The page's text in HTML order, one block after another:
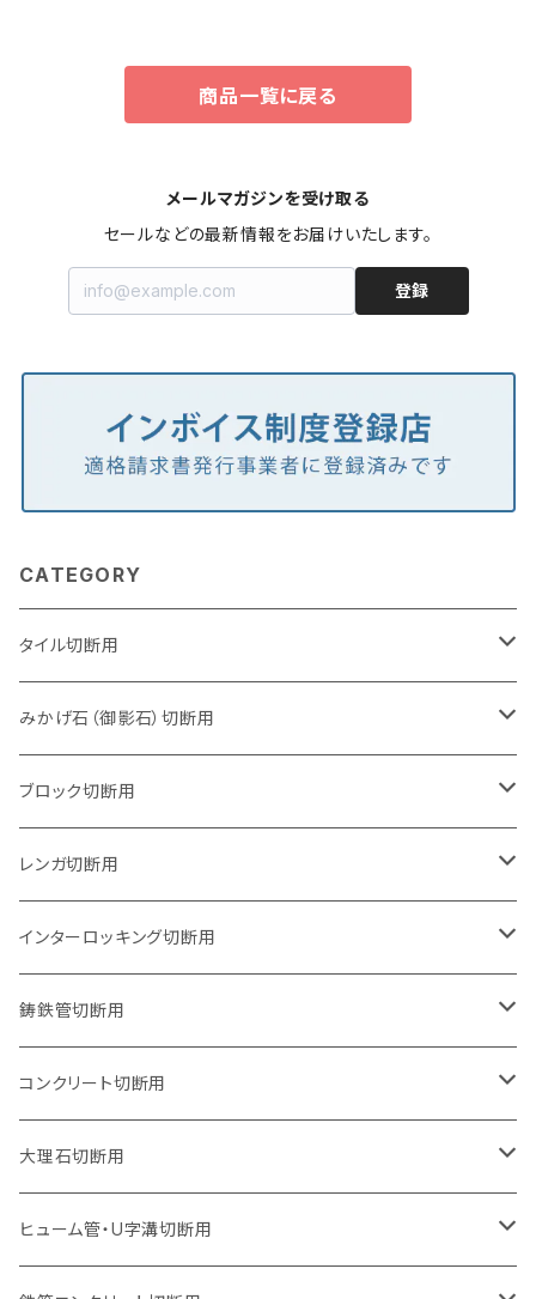
商品一覧に戻る
メールマガジンを受け取る
セールなどの最新情報をお届けいたします。
登録
CATEGORY
タイル切断用
105mm（4インチ）
125mm（5インチ）
グラインダー取付用
石井超硬電動切断機 取付用
みかげ石（御影石）切断用
105mm（4インチ）
セグメントタイプ
セグメントタイプ（ビス穴付き
125mm（5インチ）
セグメントタイプ
セグメントタイプ（ビス穴付き
150mm（6インチ）
セグメントタイプ
180mm（7インチ）
セグメントタイプ
205mm（8インチ）
セグメントタイプ
230mm（9インチ）
セグメントタイプ
305mm（12インチ）
ブロック切断用
105mm（4インチ）
セグメントタイプ
ウェーブタイプ
125mm（5インチ）
セグメントタイプ
ウェーブタイプ
150mm（6インチ）
セグメントタイプ
ウェーブタイプ
180mm（7インチ）
セグメントタイプ
ウェーブタイプ
205mm（8インチ）
セグメントタイプ
ウェーブタイプ
230mm（9インチ）
レンガ切断用
105mm（4インチ）
セグメントタイプ
ウェーブタイプ
125mm（5インチ）
セグメントタイプ
ウェーブタイプ
150mm（6インチ）
セグメントタイプ
ウェーブタイプ
180mm（7インチ）
セグメントタイプ
ウェーブタイプ
205mm（8インチ）
インターロッキング切断用
105mm（4インチ）
セグメントタイプ
セグメントタイプ（ビス穴付き
125mm（5インチ）
セグメントタイプ
セグメントタイプ（ビス穴付き
150mm（6インチ）
セグメントタイプ
180mm（7インチ）
鋳鉄管切断用
105mm（4インチ）
セグメントタイプ
セグメントタイプ（ビス穴付き
125mm（5インチ）
セグメントタイプ
セグメントタイプ（ビス穴付き
150mm（6インチ）
コンクリート切断用
105mm（4インチ）
セグメントタイプ
ウェーブタイプ
125mm（5インチ）
大理石切断用
125mm（5インチ）
ヒューム管・U字溝切断用